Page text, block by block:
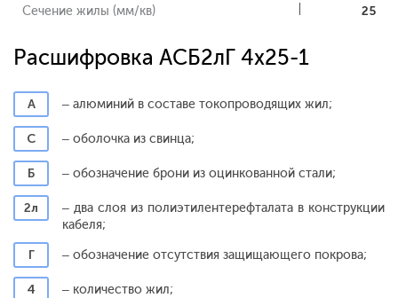
Сечение жилы (мм/кв)
25
Расшифровка АСБ2лГ 4x25-1
А – алюминий в составе токопроводящих жил;
С – оболочка из свинца;
Б – обозначение брони из оцинкованной стали;
2л
– два слоя из полиэтилентерефталата в конструкции
кабеля;
Г
– обозначение отсутствия защищающего покрова;
4 – количество жил;